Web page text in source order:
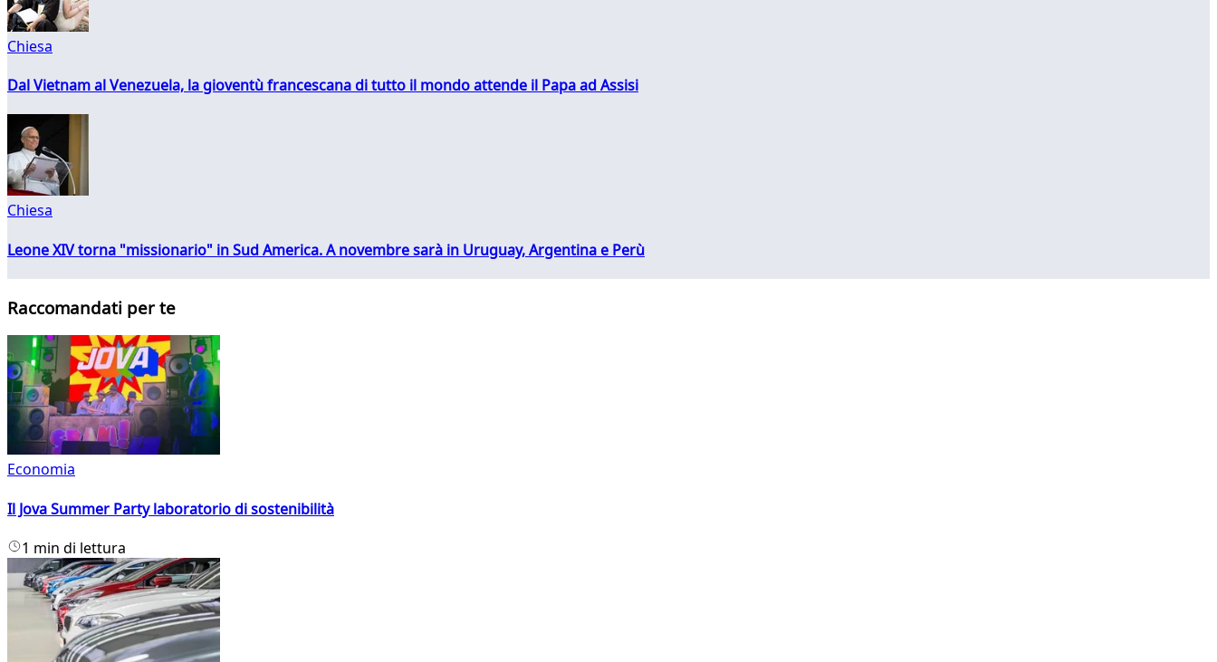
Chiesa
Dal Vietnam al Venezuela, la gioventù francescana di tutto il mondo attende il Papa ad Assisi
Chiesa
Leone XIV torna "missionario" in Sud America. A novembre sarà in Uruguay, Argentina e Perù
Raccomandati per te
Economia
Il Jova Summer Party laboratorio di sostenibilità
1 min di lettura